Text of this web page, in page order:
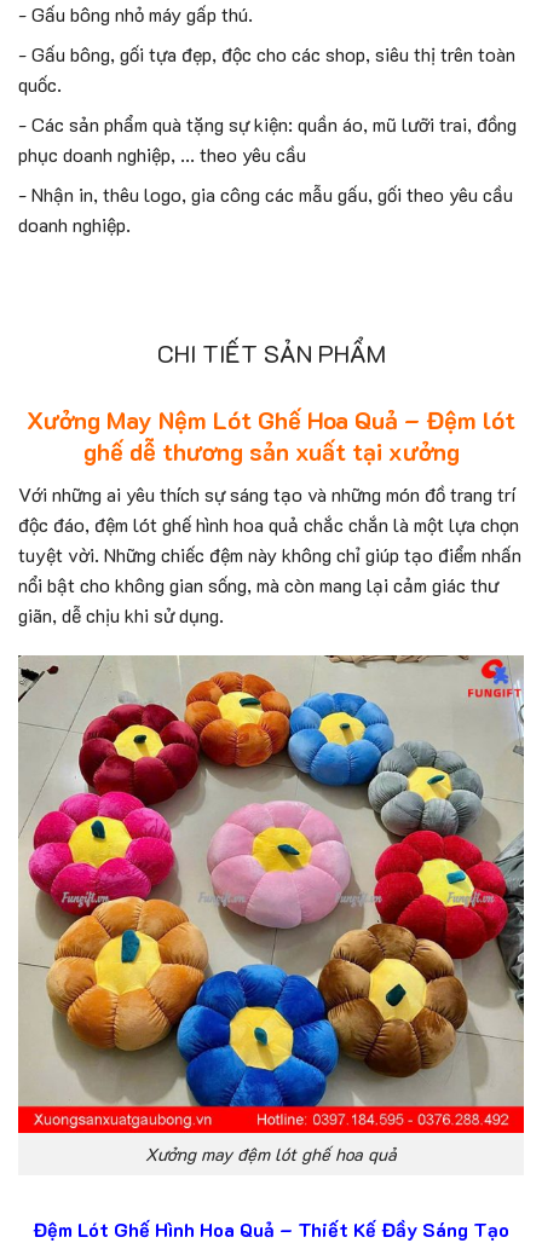
- Gấu bông nhỏ máy gấp thú.
- Gấu bông, gối tựa đẹp, độc cho các shop, siêu thị trên toàn
quốc.
- Các sản phẩm quà tặng sự kiện: quần áo, mũ lưỡi trai, đồng
phục doanh nghiệp, ... theo yêu cầu
- Nhận in, thêu logo, gia công các mẫu gấu, gối theo yêu cầu
doanh nghiệp.
CHI TIẾT SẢN PHẨM
Xưởng May Nệm Lót Ghế Hoa Quả – Đệm lót
ghế dễ thương sản xuất tại xưởng
Với những ai yêu thích sự sáng tạo và những món đồ trang trí
độc đáo, đệm lót ghế hình hoa quả chắc chắn là một lựa chọn
tuyệt vời. Những chiếc đệm này không chỉ giúp tạo điểm nhấn
nổi bật cho không gian sống, mà còn mang lại cảm giác thư
giãn, dễ chịu khi sử dụng.
Xưởng may đệm lót ghế hoa quả
Đệm Lót Ghế Hình Hoa Quả – Thiết Kế Đầy Sáng Tạo